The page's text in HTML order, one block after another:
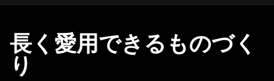
長く愛用できるものづく
り